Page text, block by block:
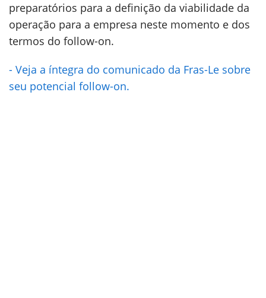
preparatórios para a definição da viabilidade da
operação para a empresa neste momento e dos
termos do follow-on.
- Veja a íntegra do comunicado da Fras-Le sobre
seu potencial follow-on.